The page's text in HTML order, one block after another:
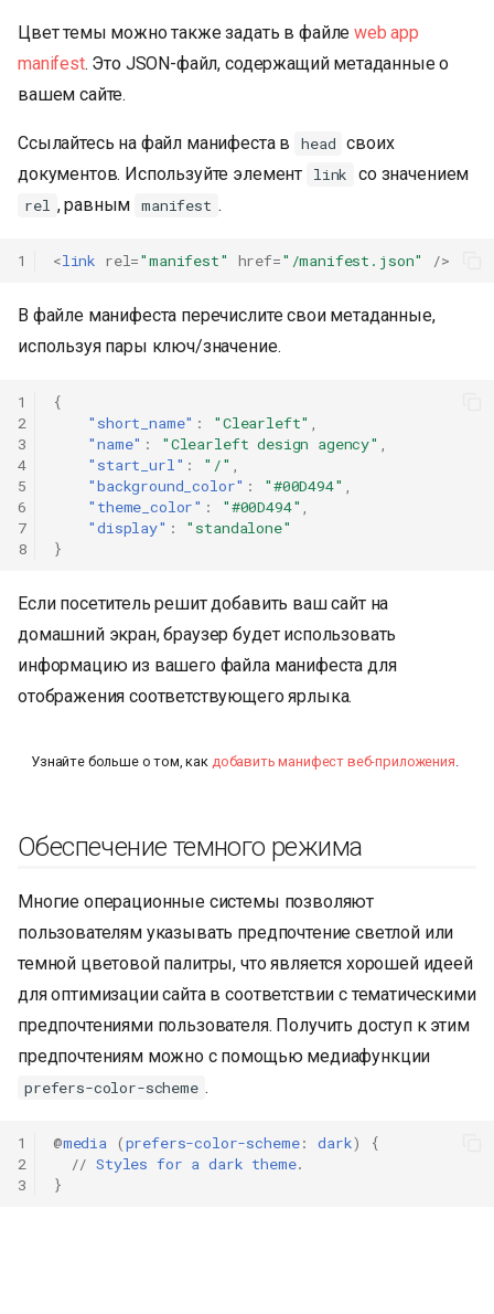
Цвет темы можно также задать в файлеweb app
manifest. Это JSON-файл, содержащий метаданные о
вашем сайте.
Ссылайтесь на файл манифеста в head своих
документов. Используйте элемент
link со значением
rel , равным manifest .
1 <link rel="manifest" href="/manifest.json" />
В файле манифеста перечислите свои метаданные,
используя пары ключ/значение.
1
2
3
4
5
6
7
8
{
"short_name" : "Clearleft" ,
"name" : "Clearleft design agency" ,
"start_url" : "/" ,
"background_color" : "#00D494" ,
"theme_color" : "#00D494" ,
"display" :
"standalone"
}
Если посетитель решит добавить ваш сайт на
домашний экран, браузер будет использовать
информацию из вашего файла манифеста для
отображения соответствующего ярлыка.
Узнайте больше о том, как добавить манифест веб-приложения.
Обеспечение темного режима
Многие операционные системы позволяют
пользователям указывать предпочтение светлой или
темной цветовой палитры, что является хорошей идеей
для оптимизации сайта в соответствии с тематическими
предпочтениями пользователя. Получить доступ к этим
предпочтениям можно с помощью медиафункции
prefers-color-scheme .
1
2
3
@media (prefers-color-scheme: dark)
{
// Styles for a dark theme.
}